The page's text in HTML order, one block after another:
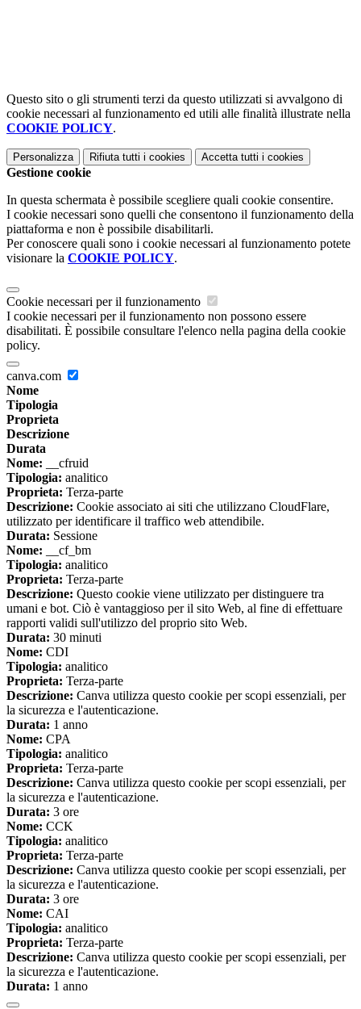
Questo sito o gli strumenti terzi da questo utilizzati si avvalgono di
cookie necessari al funzionamento ed utili alle finalità illustrate nella
COOKIE POLICY.
Personalizza Rifiuta tutti i cookies Accetta tutti i cookies
Gestione cookie
In questa schermata è possibile scegliere quali cookie consentire.
I cookie necessari sono quelli che consentono il funzionamento della
piattaforma e non è possibile disabilitarli.
Per conoscere quali sono i cookie necessari al funzionamento potete
visionare la COOKIE POLICY.
Cookie necessari per il funzionamento
I cookie necessari per il funzionamento non possono essere
disabilitati. È possibile consultare l'elenco nella pagina della cookie
policy.
canva.com
Nome
Tipologia
Proprieta
Descrizione
Durata
Nome: __cfruid
Tipologia: analitico
Proprieta: Terza-parte
Descrizione: Cookie associato ai siti che utilizzano CloudFlare,
utilizzato per identificare il traffico web attendibile.
Durata: Sessione
Nome: __cf_bm
Tipologia: analitico
Proprieta: Terza-parte
Descrizione: Questo cookie viene utilizzato per distinguere tra
umani e bot. Ciò è vantaggioso per il sito Web, al fine di effettuare
rapporti validi sull'utilizzo del proprio sito Web.
Durata: 30 minuti
Nome: CDI
Tipologia: analitico
Proprieta: Terza-parte
Descrizione: Canva utilizza questo cookie per scopi essenziali, per
la sicurezza e l'autenticazione.
Durata: 1 anno
Nome: CPA
Tipologia: analitico
Proprieta: Terza-parte
Descrizione: Canva utilizza questo cookie per scopi essenziali, per
la sicurezza e l'autenticazione.
Durata: 3 ore
Nome: CCK
Tipologia: analitico
Proprieta: Terza-parte
Descrizione: Canva utilizza questo cookie per scopi essenziali, per
la sicurezza e l'autenticazione.
Durata: 3 ore
Nome: CAI
Tipologia: analitico
Proprieta: Terza-parte
Descrizione: Canva utilizza questo cookie per scopi essenziali, per
la sicurezza e l'autenticazione.
Durata: 1 anno